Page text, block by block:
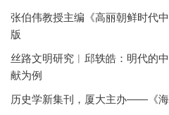
张伯伟教授主编《高丽朝鲜时代
版
丝路文明研究︱邱轶皓：明代的
献为例
历史学新集刊，厦大主办——《